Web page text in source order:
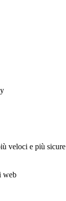
veloci e più sicure
web